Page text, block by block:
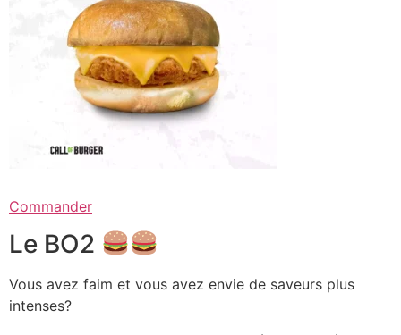
Commander
Le BO2
Vous avez faim et vous avez envie de saveurs plus
intenses?